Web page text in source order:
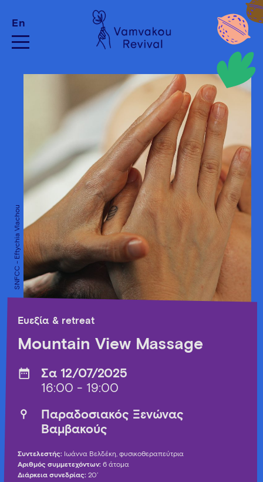
En
SNFCC - Eftychia Vlachou
Ευεξία & retreat
Mountain View Massage
Σα 12/07/2025
16:00 - 19:00
Παραδοσιακός Ξενώνας
Βαμβακούς
Συντελεστής: Ιωάννα Βελδέκη, φυσικοθεραπεύτρια
Αριθμός συμμετεχόντων: 6 άτομα
Διάρκεια συνεδρίας: 20’